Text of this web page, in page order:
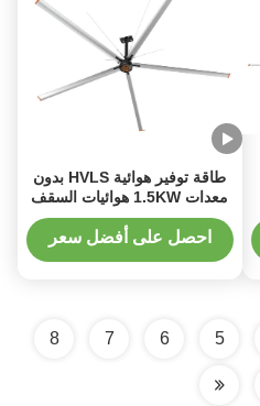
طاقة توفير هوائية HVLS بدون
معدات 1.5KW هوائيات السقف
الكبيرة للمستودع
احصل على أفضل سعر
5
6
7
8